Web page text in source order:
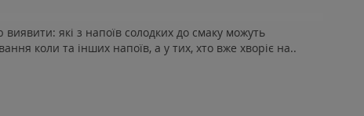
які з напоїв солодких до смаку можуть
коли та інших напоїв, а у тих, хто вже хворіє на..